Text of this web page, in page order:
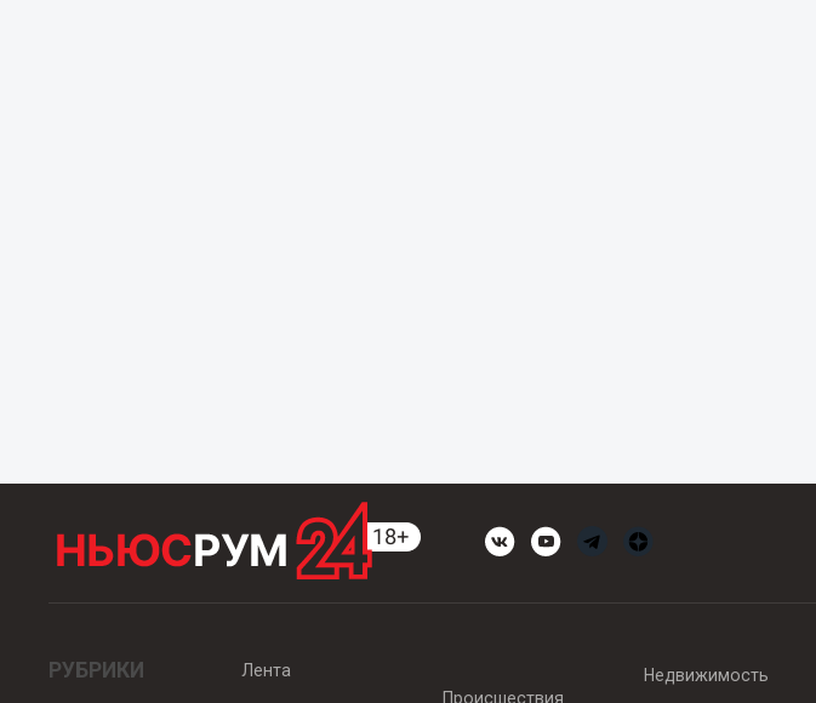
РУБРИКИ
Лента
Происшествия
Недвижимость